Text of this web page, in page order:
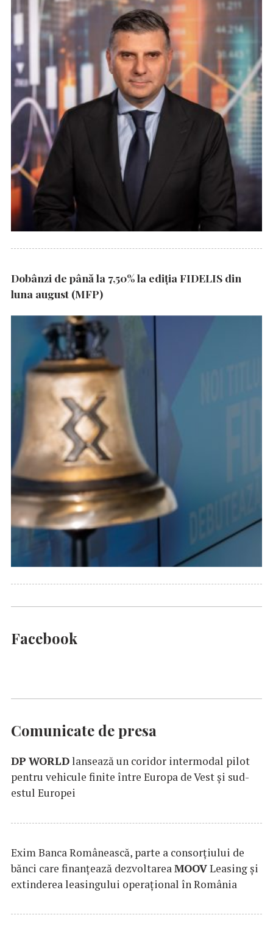
Dobânzi de până la 7,50% la ediția FIDELIS din
luna august (MFP)
Facebook
Comunicate de presa
DP WORLDlansează un coridor intermodal pilot
pentru vehicule finite între Europa de Vest și sud-
estul Europei
Exim Banca Românească, parte a consorțiului de
bănci care finanțează dezvoltareaMOOVLeasing și
extinderea leasingului operațional în România